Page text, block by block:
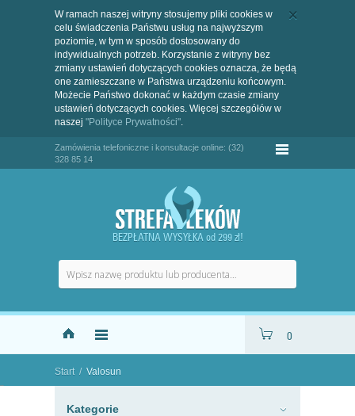
W ramach naszej witryny stosujemy pliki cookies w
celu świadczenia Państwu usług na najwyższym
poziomie, w tym w sposób dostosowany do
indywidualnych potrzeb. Korzystanie z witryny bez
zmiany ustawień dotyczących cookies oznacza, że będą
one zamieszczane w Państwa urządzeniu końcowym.
Możecie Państwo dokonać w każdym czasie zmiany
ustawień dotyczących cookies. Więcej szczegółów w
naszej "Polityce Prywatności".
Zamówienia telefoniczne i konsultacje online: (32)
328 85 14
BEZPŁATNA WYSYŁKA od 299 zł!
0
Start / Valosun
"
Kategorie